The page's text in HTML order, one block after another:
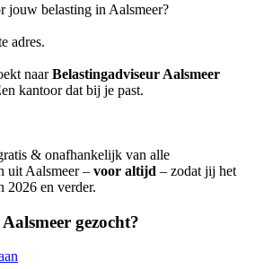
jouw belasting in Aalsmeer?
adres.
naarBelastingadviseur Aalsmeer
kantoor dat bij je past.
& onafhankelijk van alle
uit Aalsmeer – voor altijd – zodat jij het
2026 en verder.
gezocht?